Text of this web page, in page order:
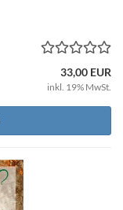
33,00 EUR
inkl. 19% MwSt.